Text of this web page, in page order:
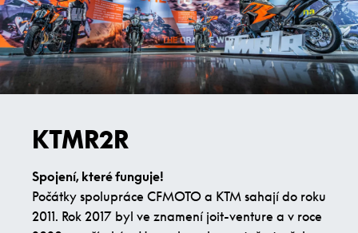
KTMR2R
Spojení, které funguje!
Počátky spolupráce CFMOTO a KTM sahají do roku
2011. Rok 2017 byl ve znamení joit-venture a v roce